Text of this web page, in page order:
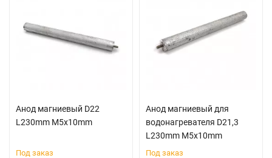
Анод магниевый D22
L230mm M5x10mm
Под заказ
Анод магниевый для
водонагревателя D21,3
L230mm M5x10mm
Под заказ